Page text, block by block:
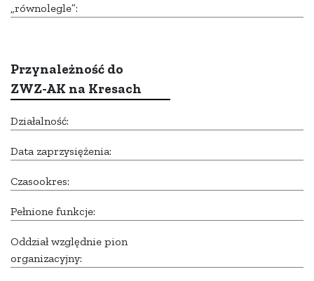
„równolegle”:
Przynależność do
ZWZ-AK na Kresach
Działalność:
Data zaprzysiężenia:
Czasookres:
Pełnione funkcje:
Oddział względnie pion
organizacyjny: